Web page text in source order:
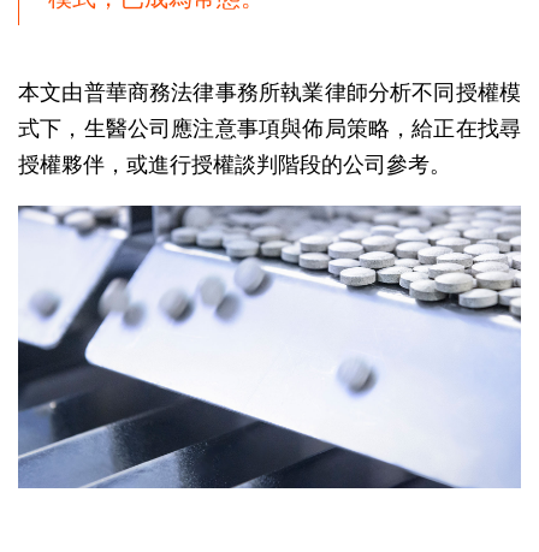
本文由普華商務法律事務所執業律師分析不同授權模
式下，生醫公司應注意事項與佈局策略，給正在找尋
授權夥伴，或進行授權談判階段的公司參考。